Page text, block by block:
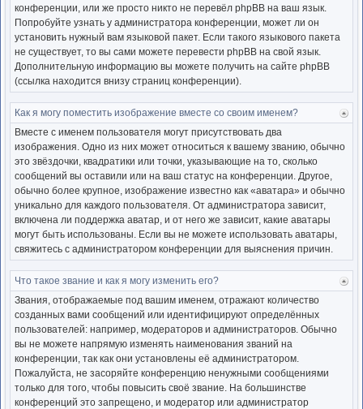
конференции, или же просто никто не перевёл phpBB на ваш язык.
Попробуйте узнать у администратора конференции, может ли он
установить нужный вам языковой пакет. Если такого языкового пакета
не существует, то вы сами можете перевести phpBB на свой язык.
Дополнительную информацию вы можете получить на сайте phpBB
(ссылка находится внизу страниц конференции).
Как я могу поместить изображение вместе со своим именем?
Вместе с именем пользователя могут присутствовать два
изображения. Одно из них может относиться к вашему званию, обычно
это звёздочки, квадратики или точки, указывающие на то, сколько
сообщений вы оставили или на ваш статус на конференции. Другое,
обычно более крупное, изображение известно как «аватара» и обычно
уникально для каждого пользователя. От администратора зависит,
включена ли поддержка аватар, и от него же зависит, какие аватары
могут быть использованы. Если вы не можете использовать аватары,
свяжитесь с администратором конференции для выяснения причин.
Что такое звание и как я могу изменить его?
Звания, отображаемые под вашим именем, отражают количество
созданных вами сообщений или идентифицируют определённых
пользователей: например, модераторов и администраторов. Обычно
вы не можете напрямую изменять наименования званий на
конференции, так как они установлены её администратором.
Пожалуйста, не засоряйте конференцию ненужными сообщениями
только для того, чтобы повысить своё звание. На большинстве
конференций это запрещено, и модератор или администратор